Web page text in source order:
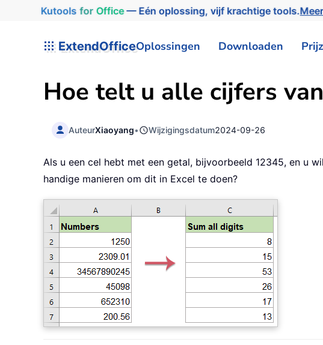
Kutools for Office— Eén oplossing, vijf krachtige tools.
ExtendOfficeOplossingen Downloaden
Hoe telt u alle cijfers
AuteurXiaoyang• Wijzigingsdatum2024-09-26
Als u een cel hebt met een getal, bijvoorbeeld 12345, en u
handige manieren om dit in Excel te doen?